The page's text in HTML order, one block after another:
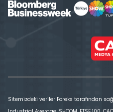
Sitemizdeki veriler Foreks tarafından